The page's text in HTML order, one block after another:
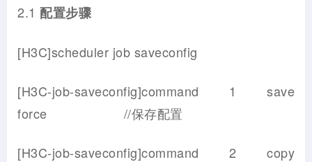
2.1 配置步骤
[H3C]scheduler job saveconfig
[H3C-job-saveconfig]command 1 save
force //保存配置
[H3C-job-saveconfig]command 2 copy